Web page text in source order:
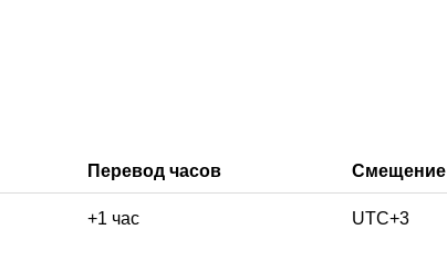
Перевод часов Смещение
+1 час UTC+3